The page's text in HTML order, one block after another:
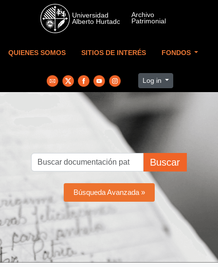
Skip to main content
QUIENES SOMOS SITIOS DE INTERÉS FONDOS
Log in
Buscar
Búsqueda Avanzada »